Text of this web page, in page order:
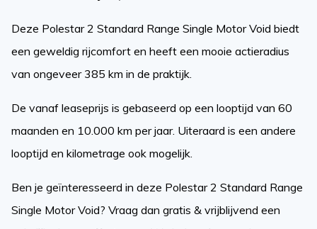
Deze Polestar 2 Standard Range Single Motor Void biedt
een geweldig rijcomfort en heeft een mooie actieradius
van ongeveer 385 km in de praktijk.
De vanaf leaseprijs is gebaseerd op een looptijd van 60
maanden en 10.000 km per jaar. Uiteraard is een andere
looptijd en kilometrage ook mogelijk.
Ben je geïnteresseerd in deze Polestar 2 Standard Range
Single Motor Void? Vraag dan gratis & vrijblijvend een